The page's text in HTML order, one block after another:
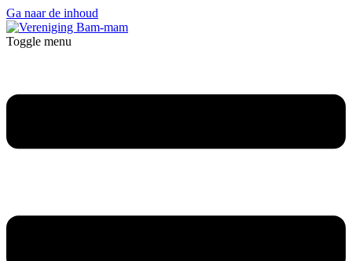
Ga naar de inhoud
Toggle menu